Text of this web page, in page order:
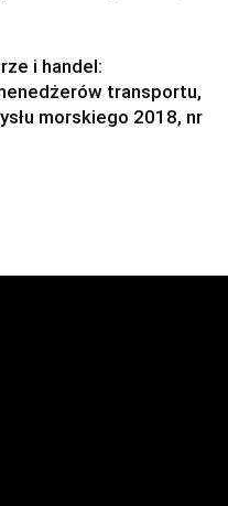
i handel:
transportu,
morskiego 2018, nr